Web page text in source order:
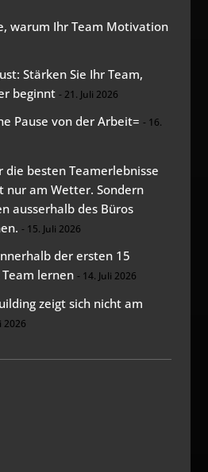
warum Ihr Team Motivation
Stärken Sie Ihr Team,
beginnt
21. Juli 2026
Pause von der Arbeit=
16.
die besten Teamerlebnisse
nur am Wetter. Sondern
ausserhalb des Büros
15. Juli 2026
der ersten 15
lernen
14. Juli 2026
zeigt sich nicht am
2026